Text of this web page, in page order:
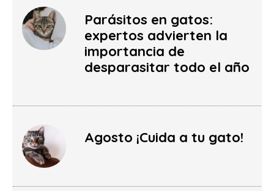
Parásitos en gatos:
expertos advierten la
importancia de
desparasitar todo el año
Agosto ¡Cuida a tu gato!